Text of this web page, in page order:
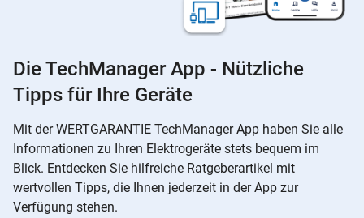
Die TechManager App - Nützliche
Tipps für Ihre Geräte
Mit der WERTGARANTIE TechManager App haben Sie alle
Informationen zu Ihren Elektrogeräte stets bequem im
Blick. Entdecken Sie hilfreiche Ratgeberartikel mit
wertvollen Tipps, die Ihnen jederzeit in der App zur
Verfügung stehen.